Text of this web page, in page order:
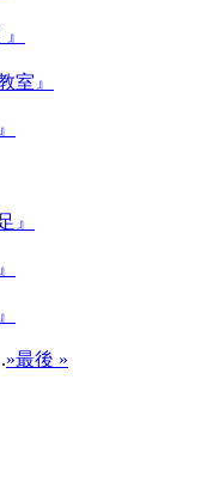
室』
』
»最後 »